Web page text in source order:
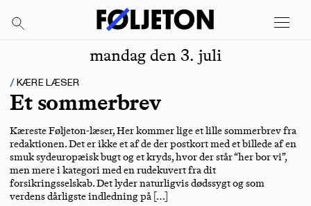
mandag den 3. juli
KÆRE LÆSER
Et sommerbrev
Kæreste Føljeton-læser, Her kommer lige et lille sommerbrev fra
redaktionen. Det er ikke et af de der postkort med et billede af en
smuk sydeuropæisk bugt og et kryds, hvor der står “her bor vi”,
men mere i kategori med en rudekuvert fra dit
forsikringsselskab. Det lyder naturligvis dødssygt og som
verdens dårligste indledning på […]